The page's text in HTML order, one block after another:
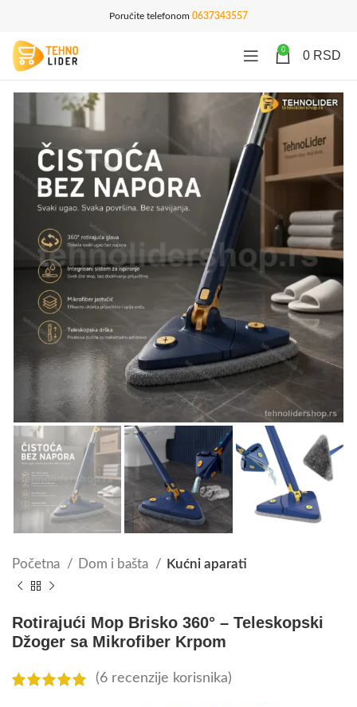
Poručite telefonom 0637343557
0 0 RSD
Početna Dom i bašta Kućni aparati
Rotirajući Mop Brisko 360° – Teleskopski
Džoger sa Mikrofiber Krpom
(6 recenzije korisnika)